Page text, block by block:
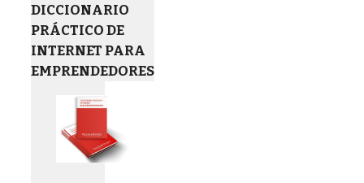
DICCIONARIO
PRÁCTICO DE
INTERNET PARA
EMPRENDEDORES